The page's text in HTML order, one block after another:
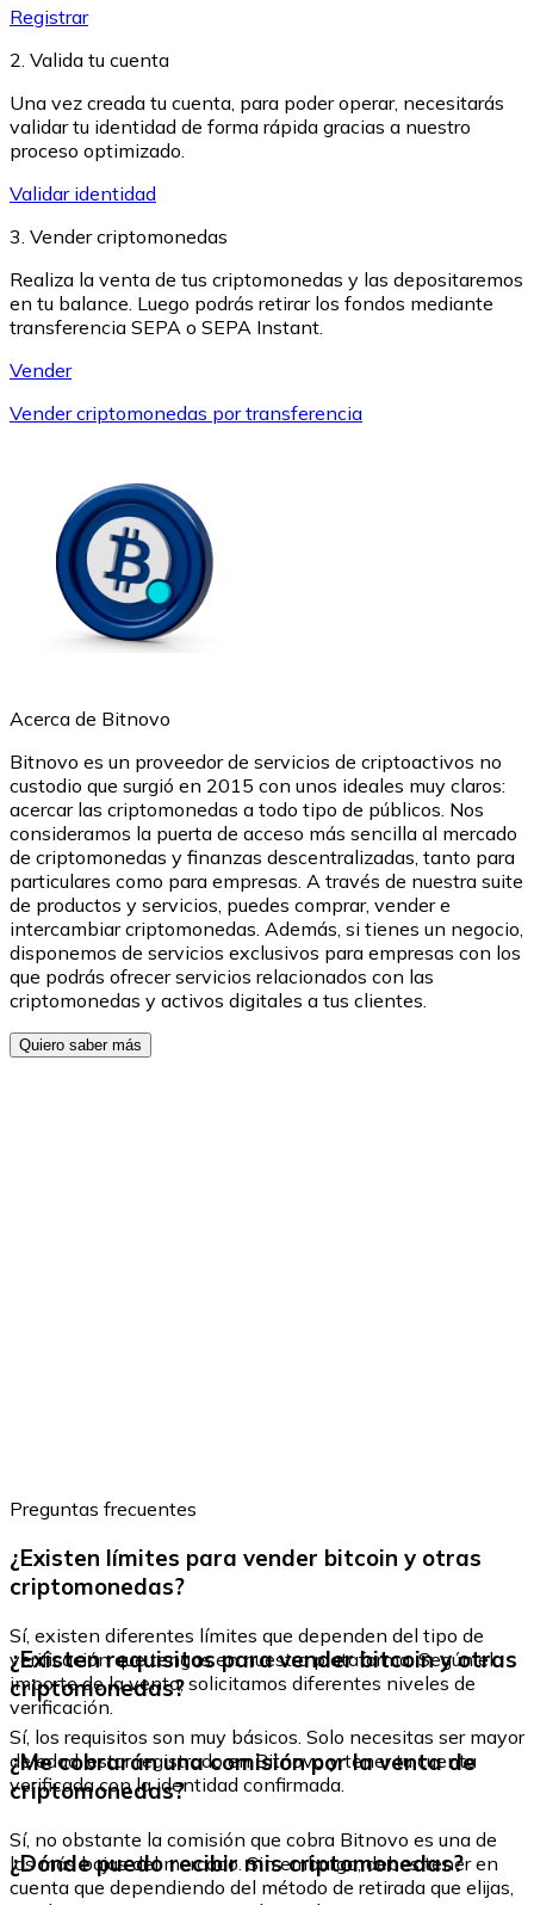
USD Coin
USDC
Litecoin
XRP
XRP
Comprar con tarjeta
Tienda - Tarjetas regalo
Nuevo
Compra tarjetas regalo de tus marcas favoritas con
Ir a la tienda de tarjetas regalo
Registrar
2. Valida tu cuenta
Una vez creada tu cuenta, para poder operar, necesitarás
validar tu identidad de forma rápida gracias a nuestro
proceso optimizado.
Validar identidad
3. Vender criptomonedas
Realiza la venta de tus criptomonedas y las depositaremos
en tu balance. Luego podrás retirar los fondos mediante
transferencia SEPA o SEPA Instant.
Vender
Vender criptomonedas por transferencia
Acerca de Bitnovo
Bitnovo es un proveedor de servicios de criptoactivos no
custodio que surgió en 2015 con unos ideales muy claros:
acercar las criptomonedas a todo tipo de públicos. Nos
consideramos la puerta de acceso más sencilla al mercado
de criptomonedas y finanzas descentralizadas, tanto para
particulares como para empresas. A través de nuestra suite
de productos y servicios, puedes comprar, vender e
intercambiar criptomonedas. Además, si tienes un negocio,
disponemos de servicios exclusivos para empresas con los
que podrás ofrecer servicios relacionados con las
criptomonedas y activos digitales a tus clientes.
Quiero saber más
Preguntas frecuentes
¿Existen límites para vender bitcoin y otras
criptomonedas?
Sí, existen diferentes límites que dependen del tipo de
verificación que tengas en nuestra plataforma. Según el
importe de la venta, solicitamos diferentes niveles de
verificación.
¿Existen requisitos para vender bitcoin y otras
criptomonedas?
Sí, los requisitos son muy básicos. Solo necesitas ser mayor
de edad, estar registrado en Bitnovo y tener tu cuenta
verificada con la identidad confirmada.
¿Me cobrarán una comisión por la venta de
criptomonedas?
Sí, no obstante la comisión que cobra Bitnovo es una de
las más bajas del mercado. Sin embargo, debes tener en
cuenta que dependiendo del método de retirada que elijas,
¿Dónde puedo recibir mis criptomonedas?